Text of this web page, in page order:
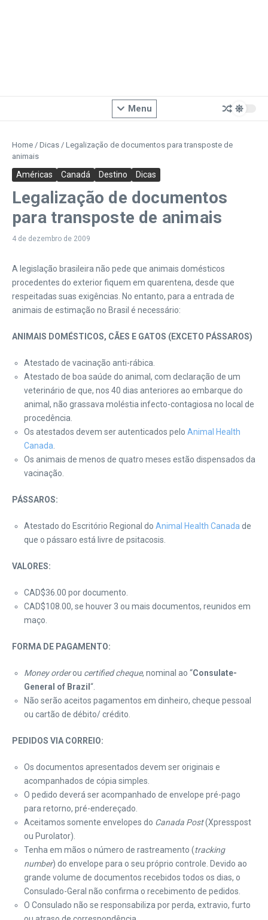
Menu
Home / Dicas / Legalização de documentos para transposte de
animais
Américas Canadá Destino Dicas
Legalização de documentos
para transposte de animais
4 de dezembro de 2009
A legislação brasileira não pede que animais domésticos
procedentes do exterior fiquem em quarentena, desde que
respeitadas suas exigências. No entanto, para a entrada de
animais de estimação no Brasil é necessário:
ANIMAIS DOMÉSTICOS, CÃES E GATOS (EXCETO PÁSSAROS)
Atestado de vacinação anti-rábica.
Atestado de boa saúde do animal, com declaração de um
veterinário de que, nos 40 dias anteriores ao embarque do
animal, não grassava moléstia infecto-contagiosa no local de
procedência.
Os atestados devem ser autenticados pelo Animal Health
Canada
Os animais de menos de quatro meses estão dispensados da
vacinação.
PÁSSAROS:
Atestado do Escritório Regional do Animal Health Canada de
que o pássaro está livre de psitacosis.
VALORES:
CAD$36.00 por documento.
CAD$108.00, se houver 3 ou mais documentos, reunidos em
maço.
FORMA DE PAGAMENTO:
Money orderou certified cheque, nominal ao “Consulate-
General of Brazil “.
Não serão aceitos pagamentos em dinheiro, cheque pessoal
ou cartão de débito/ crédito.
PEDIDOS VIA CORREIO:
Os documentos apresentados devem ser originais e
acompanhados de cópia simples.
O pedido deverá ser acompanhado de envelope pré-pago
para retorno, pré-endereçado.
Aceitamos somente envelopes do Canada Post(Xpresspost
ou Purolator).
Tenha em mãos o número de rastreamento (tracking
number) do envelope para o seu próprio controle. Devido ao
grande volume de documentos recebidos todos os dias, o
Consulado-Geral não confirma o recebimento de pedidos.
O Consulado não se responsabiliza por perda, extravio, furto